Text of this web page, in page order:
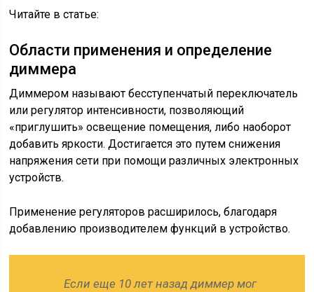
Читайте в статье:
Области применения и определение
диммера
Диммером называют бесступенчатый переключатель
или регулятор интенсивности, позволяющий
«приглушить» освещение помещения, либо наоборот
добавить яркости. Достигается это путем снижения
напряжения сети при помощи различных электронных
устройств.
Применение регуляторов расширилось, благодаря
добавлению производителем функций в устройство.
Если еще 10 лет назад диммер мог